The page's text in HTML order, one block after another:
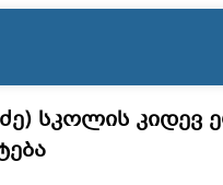
სკოლის კიდევ